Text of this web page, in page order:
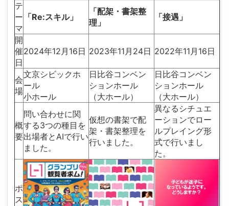
テ
ー
マ
「Re:スキル」
「配架・書架整
理」
「接遇」
開
催
日
2024年12月16日 2023年11月24日 2022年11月16日
会
場
文京シビックホ
ール
小ホール
日比谷コンベン
ションホール
（大ホール）
日比谷コンベン
ションホール
（大ホール）
概
要
問い合わせに関
する3つの種目を
出場者とAIで行い
ました。
仮想の書架で配
架・書架整理を
行いました。
異なるシチュエ
ーションでロー
ルプレイング形
式で行いまし
た。
ポ
ス